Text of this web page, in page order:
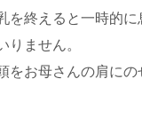
を終えると一時的
りません。
お母さんの肩に